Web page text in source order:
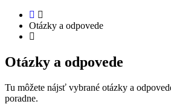
Otázky a odpovede
Otázky a odpovede
Tu môžete nájsť vybrané otázky a
poradne.